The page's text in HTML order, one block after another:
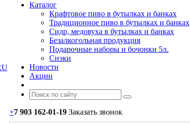
Каталог
Крафтовое пиво в бутылках и банках
Традиционное пиво в бутылках и банках
Сидр, медовуха в бутылках и банках
Безалкогольная продукция
Подарочные наборы и бочонки 5л.
Снэки
Новости
Акции
+7 903 162-01-19 Заказать звонок